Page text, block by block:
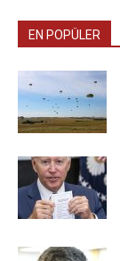
EN POPÜLER